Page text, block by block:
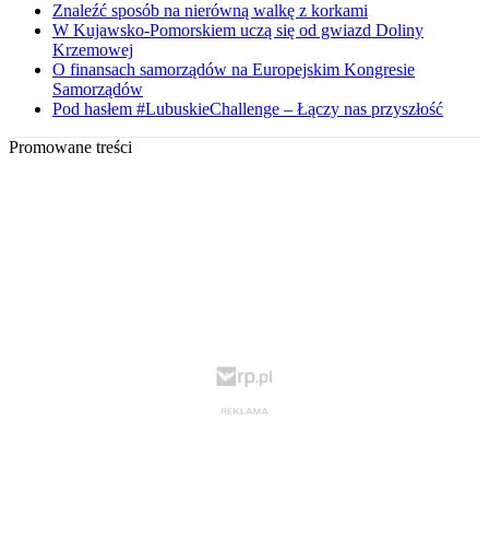
Znaleźć sposób na nierówną walkę z korkami
W Kujawsko-Pomorskiem uczą się od gwiazd Doliny
Krzemowej
O finansach samorządów na Europejskim Kongresie
Samorządów
Pod hasłem #LubuskieChallenge – Łączy nas przyszłość
Promowane treści